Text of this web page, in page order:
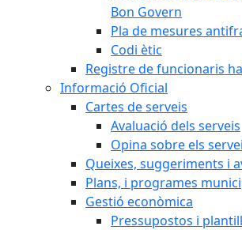
Bon Govern
Pla de mesures
Codi ètic
Registre de funcionaris
Informació Oficial
Cartes de serveis
Avaluació dels serveis
Opina sobre els
Queixes, suggeriments i
Plans, i programes
Gestió econòmica
Pressupostos i